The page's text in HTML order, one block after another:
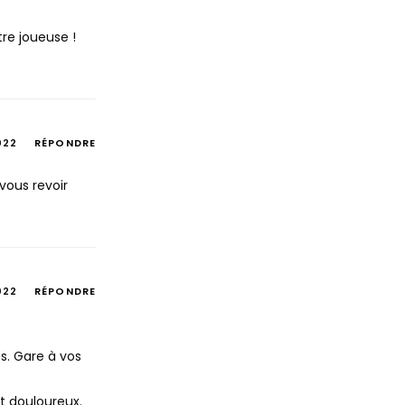
joueuse !
RÉPONDRE
revoir
RÉPONDRE
Gare à vos
douloureux.